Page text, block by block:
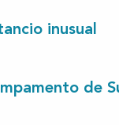
inusual
de